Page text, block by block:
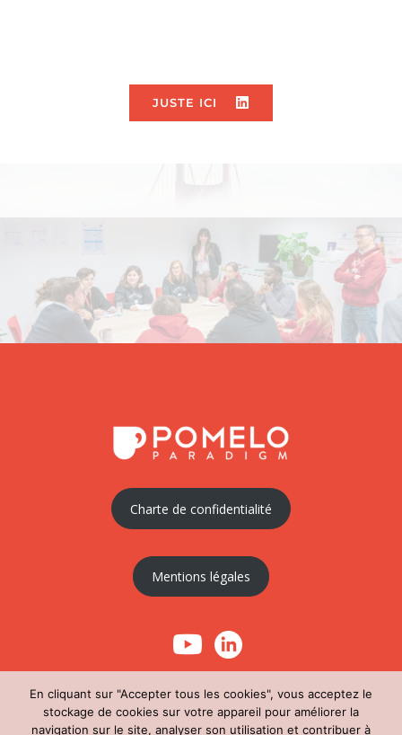
JUSTE ICI
Charte de confidentialité
Mentions légales
En cliquant sur "Accepter tous les cookies", vous acceptez le
stockage de cookies sur votre appareil pour améliorer la
navigation sur le site, analyser son utilisation et contribuer à